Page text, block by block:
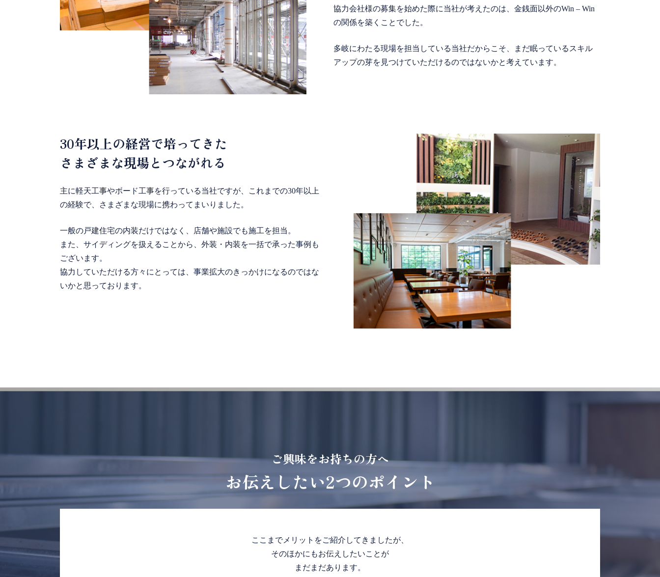
協力会社様の募集を始めた際に当社が考えたのは、金銭面以外のWin – Win
の関係を築くことでした。
多岐にわたる現場を担当している当社だからこそ、まだ眠っているスキル
アップの芽を見つけていただけるのではないかと考えています。
30年以上の経営で培ってきた
さまざまな現場とつながれる
主に軽天工事やボード工事を行っている当社ですが、これまでの30年以上
の経験で、さまざまな現場に携わってまいりました。
一般の戸建住宅の内装だけではなく、店舗や施設でも施工を担当。
また、サイディングを扱えることから、外装・内装を一括で承った事例も
ございます。
協力していただける方々にとっては、事業拡大のきっかけになるのではな
いかと思っております。
ご興味をお持ちの方へ
お伝えしたい2つのポイント
ここまでメリットをご紹介してきましたが、
そのほかにもお伝えしたいことが
まだまだあります。